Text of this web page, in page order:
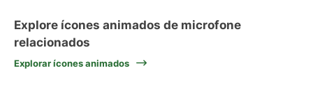
Explore ícones animados de microfone
relacionados
Explorar ícones animados